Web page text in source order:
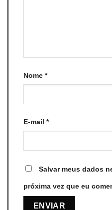
Nome *
E-mail *
Salvar meus dados
próxima vez que eu